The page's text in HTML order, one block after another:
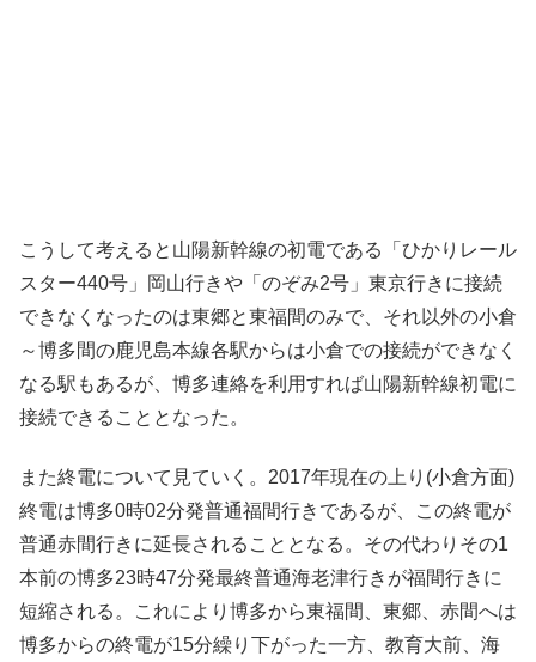
こうして考えると山陽新幹線の初電である「ひかりレール
スター440号」岡山行きや「のぞみ2号」東京行きに接続
できなくなったのは東郷と東福間のみで、それ以外の小倉
～博多間の鹿児島本線各駅からは小倉での接続ができなく
なる駅もあるが、博多連絡を利用すれば山陽新幹線初電に
接続できることとなった。
また終電について見ていく。2017年現在の上り(小倉方面)
終電は博多0時02分発普通福間行きであるが、この終電が
普通赤間行きに延長されることとなる。その代わりその1
本前の博多23時47分発最終普通海老津行きが福間行きに
短縮される。これにより博多から東福間、東郷、赤間へは
博多からの終電が15分繰り下がった一方、教育大前、海